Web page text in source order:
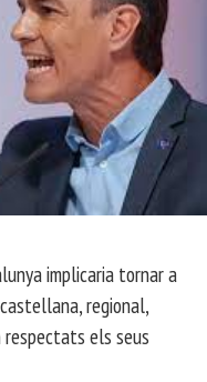
implicaria tornar a
regional,
respectats els seus